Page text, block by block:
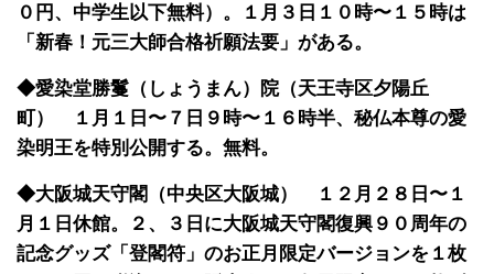
０円、中学生以下無料）。１月３日１０時〜１５時は
「新春！元三大師合格祈願法要」がある。
◆愛染堂勝鬘（しょうまん）院（天王寺区夕陽丘
町） １月１日〜７日９時〜１６時半、秘仏本尊の愛
染明王を特別公開する。無料。
◆大阪城天守閣（中央区大阪城） １２月２８日〜１
月１日休館。２、３日に大阪城天守閣復興９０周年の
記念グッズ「登閣符」のお正月限定バージョンを１枚